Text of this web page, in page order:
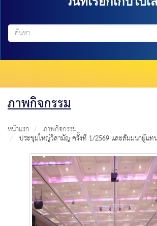
ภาพกิจกรรม
หน้าแรก ภาพกิจกรรม
ประชุมใหญ่วิสามัญ ครั้งที่ 1/2569 และสัมมนาผู้แท